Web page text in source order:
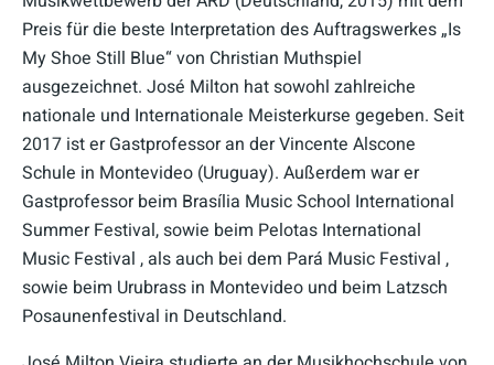
Preis für die beste Interpretation des Auftragswerkes „Is
My Shoe Still Blue“ von Christian Muthspiel
ausgezeichnet. José Milton hat sowohl zahlreiche
nationale und Internationale Meisterkurse gegeben. Seit
2017 ist er Gastprofessor an der Vincente Alscone
Schule in Montevideo (Uruguay). Außerdem war er
Gastprofessor beim Brasília Music School International
Summer Festival, sowie beim Pelotas International
Music Festival , als auch bei dem Pará Music Festival ,
sowie beim Urubrass in Montevideo und beim Latzsch
Posaunenfestival in Deutschland.